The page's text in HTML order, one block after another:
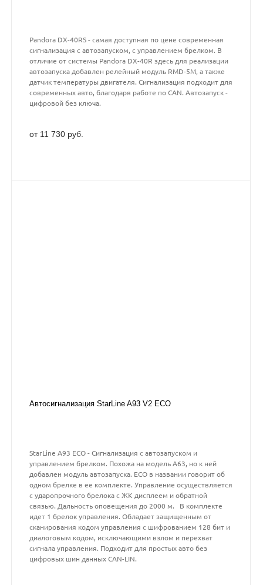
Pandora DX-40RS - самая доступная по цене современная
сигнализация с автозапуском, с управлением брелком. В
отличие от системы Pandora DX-40R здесь для реализации
автозапуска добавлен релейный модуль RMD-5M, а также
датчик температуры двигателя. Сигнализация подходит для
современных авто, благодаря работе по CAN. Автозапуск -
цифровой без ключа.
от 11 730 руб.
Автосигнализация StarLine A93 V2 ECO
StarLine A93 ECO - Сигнализация с автозапуском и
управлением брелком. Похожа на модель А63, но к ней
добавлен модуль автозапуска. ECO в названии говорит об
одном брелке в ее комплекте. Управление осуществляется
с ударопрочного брелока с ЖК дисплеем и обратной
связью. Дальность оповещения до 2000 м. В комплекте
идет 1 брелок управления. Обладает защищенным от
сканирования кодом управления с шифрованием 128 бит и
диалоговым кодом, исключающими взлом и перехват
сигнала управления. Подходит для простых авто без
цифровых шин данных CAN-LIN.